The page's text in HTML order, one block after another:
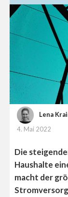
Lena
4. Mai 2022
Die
Haushalte
macht der